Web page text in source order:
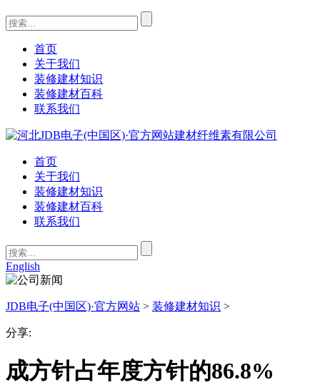
首页
关于我们
装修建材知识
装修建材百科
联系我们
首页
关于我们
装修建材知识
装修建材百科
联系我们
English
JDB电子(中国区)·官方网站 > 装修建材知识 >
分享:
成方针占年度方针的86.8%